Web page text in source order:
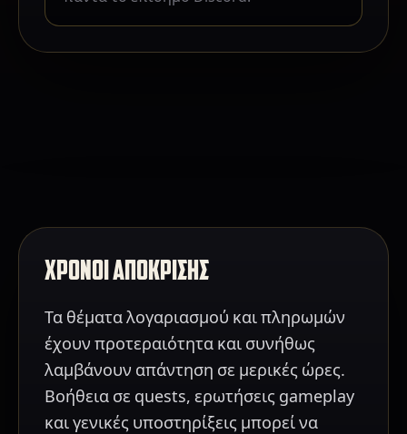
ΧΡΟΝΟΙ ΑΠΟΚΡΙΣΗΣ
Τα θέματα λογαριασμού και πληρωμών
έχουν προτεραιότητα και συνήθως
λαμβάνουν απάντηση σε μερικές ώρες.
Βοήθεια σε quests, ερωτήσεις gameplay
και γενικές υποστηρίξεις μπορεί να